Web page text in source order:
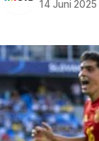
14 Juni 2025